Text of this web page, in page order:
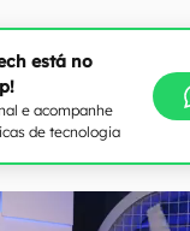
está no
e acompanhe
de tecnologia